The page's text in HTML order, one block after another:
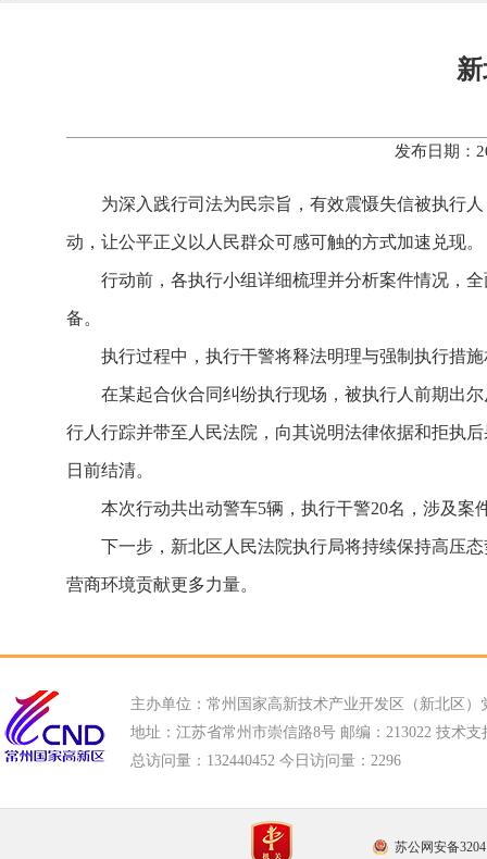
发布日期：
为深入践行司法为民宗旨，有效震慑失信被执行
动，让公平正义以人民群众可感可触的方式加速兑现。
行动前，各执行小组详细梳理并分析案件情况，
备。
执行过程中，执行干警将释法明理与强制执行措
在某起合伙合同纠纷执行现场，被执行人前期出
行人行踪并带至人民法院，向其说明法律依据和拒执
日前结清。
本次行动共出动警车5辆，执行干警20名，涉及案
下一步，新北区人民法院执行局将持续保持高压
营商环境贡献更多力量。
主办单位：常州国家高新技术产业开发区（新北区）
地址：江苏省常州市崇信路8号 邮编：213022 技术支
总访问量： 132440452 今日访问量： 2296
苏公网安备